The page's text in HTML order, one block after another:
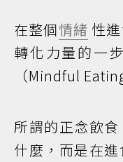
在整個情緒 性
轉化力量的一
（Mindful
所謂的正念飲
什麼，而是在